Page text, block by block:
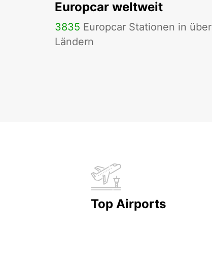
Europcar weltweit
3835 Europcar Stationen in über
Ländern
Top Airports